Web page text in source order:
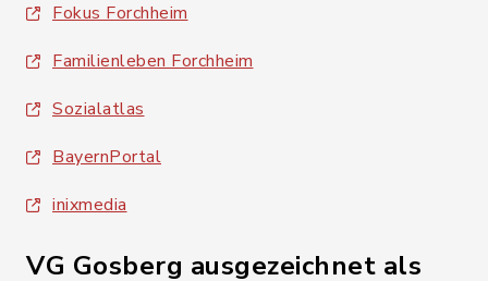
Fokus Forchheim
Familienleben Forchheim
Sozialatlas
BayernPortal
inixmedia
VG Gosberg ausgezeichnet als